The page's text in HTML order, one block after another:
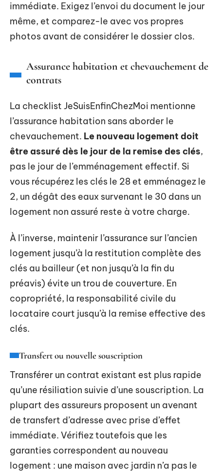
immédiate. Exigez l’envoi du document le jour
même, et comparez-le avec vos propres
photos avant de considérer le dossier clos.
Assurance habitation et chevauchement de
contrats
La checklist JeSuisEnfinChezMoi mentionne
l’assurance habitation sans aborder le
chevauchement. Le nouveau logement doit
être assuré dès le jour de la remise des clés,
pas le jour de l’emménagement effectif. Si
vous récupérez les clés le 28 et emménagez le
2, un dégât des eaux survenant le 30 dans un
logement non assuré reste à votre charge.
À l’inverse, maintenir l’assurance sur l’ancien
logement jusqu’à la restitution complète des
clés au bailleur (et non jusqu’à la fin du
préavis) évite un trou de couverture. En
copropriété, la responsabilité civile du
locataire court jusqu’à la remise effective des
clés.
Transfert ou nouvelle souscription
Transférer un contrat existant est plus rapide
qu’une résiliation suivie d’une souscription. La
plupart des assureurs proposent un avenant
de transfert d’adresse avec prise d’effet
immédiate. Vérifiez toutefois que les
garanties correspondent au nouveau
logement : une maison avec jardin n’a pas le